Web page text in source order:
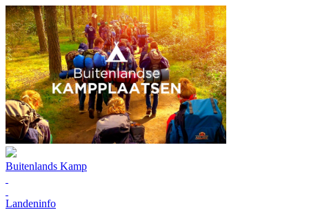
Buitenlands Kamp
Landeninfo